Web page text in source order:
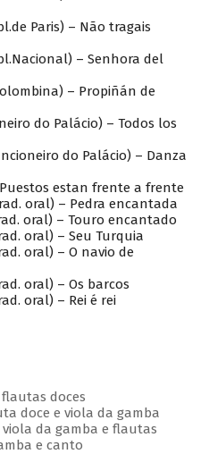
Paris) – Não tragais
– Senhora del
– Propiñán de
do Palácio) – Todos los
do Palácio) – Danza
estan frente a frente
oral) – Pedra encantada
oral) – Touro encantado
oral) – Seu Turquia
oral) – O navio de
oral) – Os barcos
oral) – Rei é rei
doces
doce e viola da gamba
viola da gamba e flautas
e canto